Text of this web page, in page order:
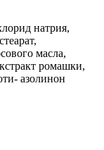
натрия,
масла,
ромашки,
азолинон